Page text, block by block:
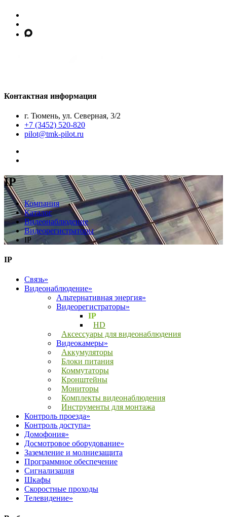
Контактная информация
г. Тюмень, ул. Северная, 3/2
+7 (3452) 520-820
pilot@tmk-pilot.ru
IP
Компания
Каталог
Видеонаблюдение
Видеорегистраторы
IP
IP
Связь»
Видеонаблюдение»
Альтернативная энергия»
Видеорегистраторы»
IP
HD
Аксессуары для видеонаблюдения
Видеокамеры»
Аккумуляторы
Блоки питания
Коммутаторы
Кронштейны
Мониторы
Комплекты видеонаблюдения
Инструменты для монтажа
Контроль проезда»
Контроль доступа»
Домофония»
Досмотровое оборудование»
Заземление и молниезащита
Программное обеспечение
Сигнализация
Шкафы
Скоростные проходы
Телевидение»